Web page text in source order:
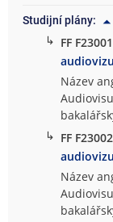
Studijní plány:
↳ FF
Název
↳ FF
Název